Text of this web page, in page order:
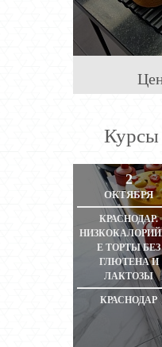
Курсы
2
ОКТЯБРЯ
КРАСНОДАР.
Е ТОРТЫ БЕЗ
ГЛЮТЕНА И
ЛАКТОЗЫ
КРАСНОДАР